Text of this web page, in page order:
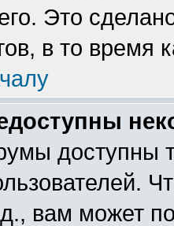
Это
в то время
доступны
вам может